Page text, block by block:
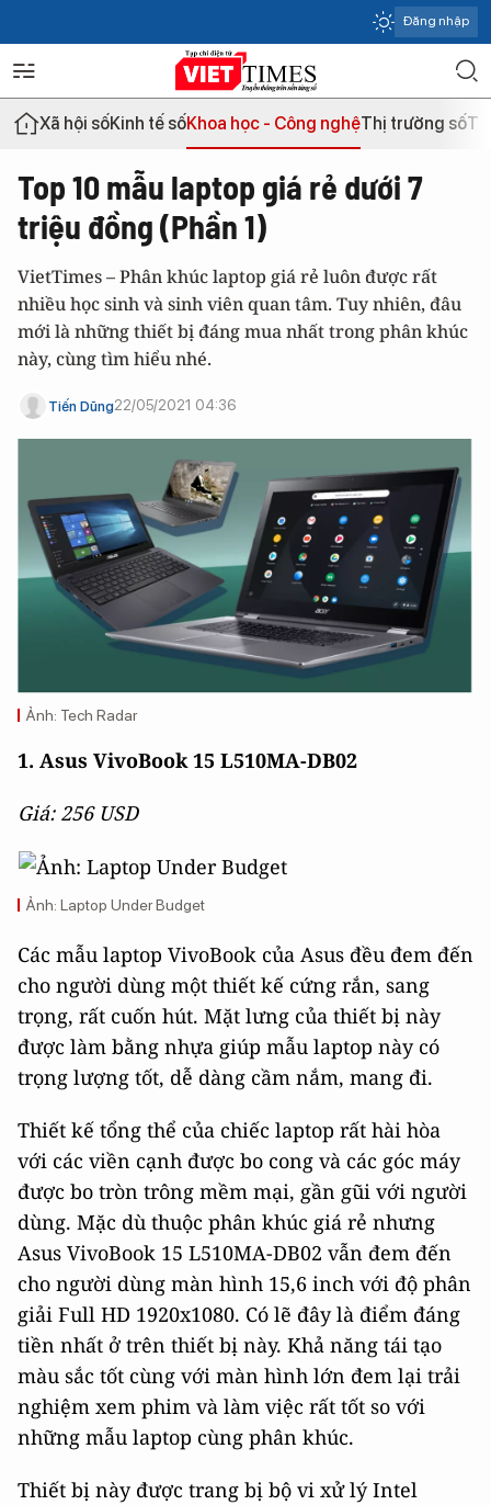
Đăng nhập
Xã hội sốKinh tế sốKhoa học - Công nghệThị trường số
Top 10 mẫu laptop giá rẻ dưới 7
triệu đồng (Phần 1)
VietTimes – Phân khúc laptop giá rẻ luôn được rất
nhiều học sinh và sinh viên quan tâm. Tuy nhiên, đâu
mới là những thiết bị đáng mua nhất trong phân khúc
này, cùng tìm hiểu nhé.
Tiến Dũng22/05/2021 04:36
Ảnh: Tech Radar
1. Asus VivoBook 15 L510MA-DB02
Giá: 256 USD
Ảnh: Laptop Under Budget
Các mẫu laptop VivoBook của Asus đều đem đến
cho người dùng một thiết kế cứng rắn, sang
trọng, rất cuốn hút. Mặt lưng của thiết bị này
được làm bằng nhựa giúp mẫu laptop này có
trọng lượng tốt, dễ dàng cầm nắm, mang đi.
Thiết kế tổng thể của chiếc laptop rất hài hòa
với các viền cạnh được bo cong và các góc máy
được bo tròn trông mềm mại, gần gũi với người
dùng. Mặc dù thuộc phân khúc giá rẻ nhưng
Asus VivoBook 15 L510MA-DB02 vẫn đem đến
cho người dùng màn hình 15,6 inch với độ phân
giải Full HD 1920x1080. Có lẽ đây là điểm đáng
tiền nhất ở trên thiết bị này. Khả năng tái tạo
màu sắc tốt cùng với màn hình lớn đem lại trải
nghiệm xem phim và làm việc rất tốt so với
những mẫu laptop cùng phân khúc.
Thiết bị này được trang bị bộ vi xử lý Intel